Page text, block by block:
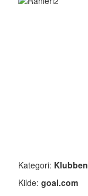
Kategori: Klubben
Kilde: goal.com